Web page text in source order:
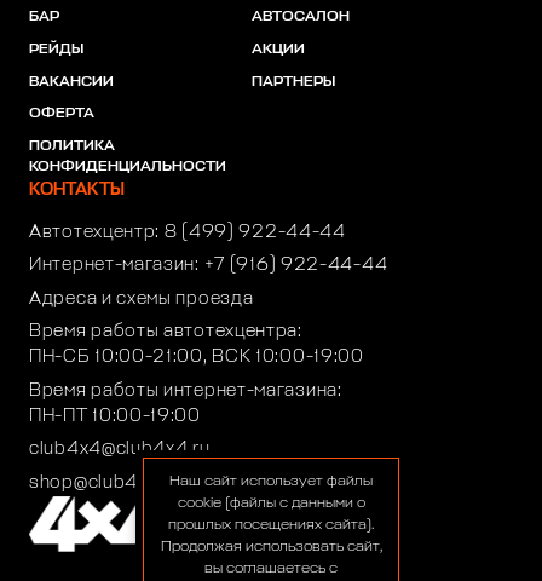
БАР
РЕЙДЫ
ВАКАНСИИ
ОФЕРТА
ПОЛИТИКА
КОНФИДЕНЦИАЛЬНОСТИ
АВТОСАЛОН
АКЦИИ
ПАРТНЕРЫ
КОНТАКТЫ
Автотехцентр: 8 (499) 922-44-44
Интернет-магазин: +7 (916) 922-44-44
Адреса и схемы проезда
Время работы автотехцентра:
ПН-СБ 10:00-21:00, ВСК 10:00-19:00
Время работы интернет-магазина:
ПН-ПТ 10:00-19:00
club4x4@club4x4.ru
shop@club4x4.ruНаш сайт использует файлы
cookie (файлы с данными о
прошлых посещениях сайта).
Продолжая использовать сайт,
вы соглашаетесь с